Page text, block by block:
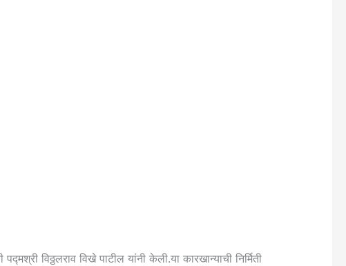
विठ्ठलराव विखे पाटील यांनी केली.या कारखान्याची निर्मिती